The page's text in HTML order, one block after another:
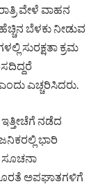
ವೇಳೆ ವಾಹನ
ಬೆಳಕು ನೀಡುವ
ಸುರಕ್ಷತಾ ಕ್ರಮ
ಎಚ್ಚರಿಸಿದರು.
ನಡೆದ
ಭಾರಿ
ಸೂಚನಾ
ಅಪಘಾತಗಳಿಗೆ